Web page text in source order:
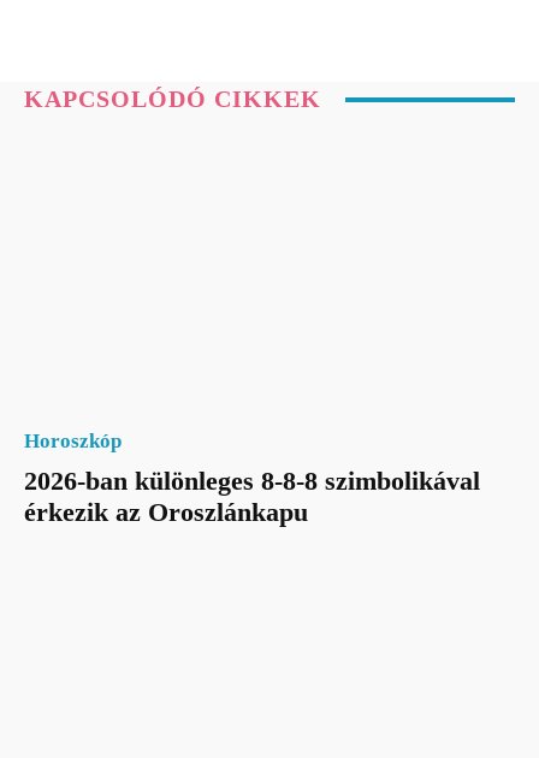
KAPCSOLÓDÓ CIKKEK
Horoszkóp
2026-ban különleges 8-8-8 szimbolikával
érkezik az Oroszlánkapu